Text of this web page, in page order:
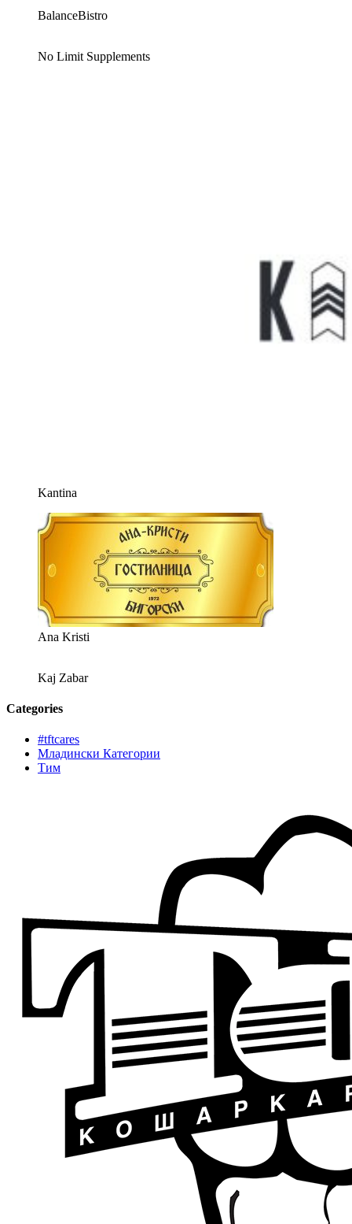
BalanceBistro
No Limit Supplements
Kantina
Ana Kristi
Kaj Zabar
Categories
#tftcares
Младински Категории
Тим